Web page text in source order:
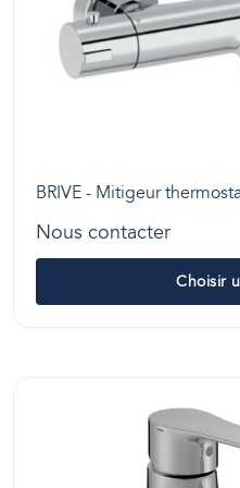
BRIVE - Mitigeur
Nous contacter
Choisir